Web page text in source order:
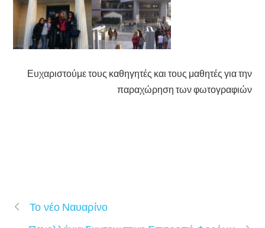
Ευχαριστούμε τους καθηγητές και τους μαθητές για την
παραχώρηση των φωτογραφιών
Το νέο Ναυαρίνο